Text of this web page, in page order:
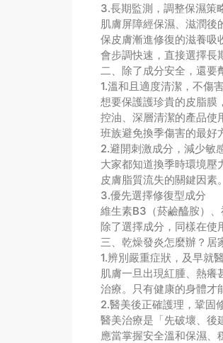
3.長期監測，調整保濕策
肌膚屏障經保濕、滋潤後
保皮膚漸進修復的滋養吸
會步調快速，直接選擇長
二、除了成分安全，還要
1.溫和且適度清潔，不傷
想要保護護珍貴的皮脂膜
控油、深層清潔的產品使
班族避免換季傷害的最好
2.避開刺激成分，減少敏
大家都知道換季時環境
皮膚脂質流失的關鍵因素
3.優先選擇修復型成分
維生素B3（菸鹼醯胺）
除了選擇成分，同樣在使
三、乾燥發炎怎麼辦？居
1.辨別嚴重症狀，及早就醫
肌膚一旦出現紅腫、熱癢
治療。只有健康的身體才
2.醫美後正確護理，鞏固
醫美治療是「先破壞、後
應當掌握安全溫和保濕、